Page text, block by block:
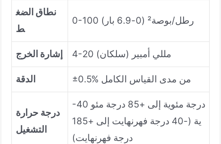
نطاق الضغ
ط
0-100 رطل/بوصة² (0-6.9 بار)
إشارة الخرج 4-20 مللي أمبير (سلكان)
الدقة ±0.5% من مدى القياس الكامل
درجة حرارة
التشغيل
-40 درجة مئوية إلى +85 درجة مئو
ية (-40 درجة فهرنهايت إلى +185
درجة فهرنهايت)